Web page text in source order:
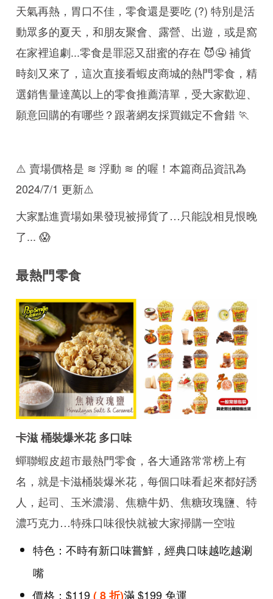
天氣再熱，胃口不佳，零食還是要吃 (?) 特別是活
動眾多的夏天，和朋友聚會、露營、出遊，或是窩
在家裡追劇...零食是罪惡又甜蜜的存在 😈🤤 補貨
時刻又來了，這次直接看蝦皮商城的熱門零食，精
選銷售量達萬以上的零食推薦清單，受大家歡迎、
願意回購的有哪些？跟著網友採買鐵定不會錯 🏃
⚠️ 賣場價格是 ≋ 浮動 ≋ 的喔！本篇商品資訊為
2024/7/1 更新⚠️
大家點進賣場如果發現被掃貨了…只能說相見恨晚
了... 😱
最熱門零食
卡滋 桶裝爆米花 多口味
蟬聯蝦皮超市最熱門零食，各大通路常常榜上有
名，就是卡滋桶裝爆米花，每個口味看起來都好誘
人，起司、玉米濃湯、焦糖牛奶、焦糖玫瑰鹽、特
濃巧克力…特殊口味很快就被大家掃購一空啦
特色：不時有新口味嘗鮮，經典口味越吃越涮
嘴
價格：$119 ( 8 折)滿 $199 免運